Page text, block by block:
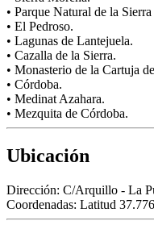
• Parque Natural de la
• El Pedroso.
• Lagunas de Lantejuela.
• Cazalla de la Sierra.
• Monasterio de la Cartuja
• Córdoba.
• Medinat Azahara.
• Mezquita de Córdoba.
Ubicación
Dirección: C/Arquillo - La
Coordenadas: Latitud